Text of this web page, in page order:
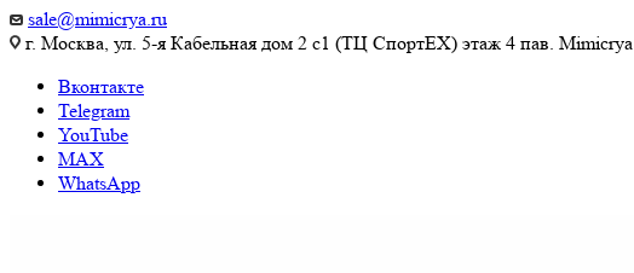
sale@mimicrya.ru
г. Москва, ул. 5-я Кабельная дом 2 с1 (ТЦ СпортEX) этаж 4 пав. Mimicrya
Вконтакте
Telegram
YouTube
MAX
WhatsApp